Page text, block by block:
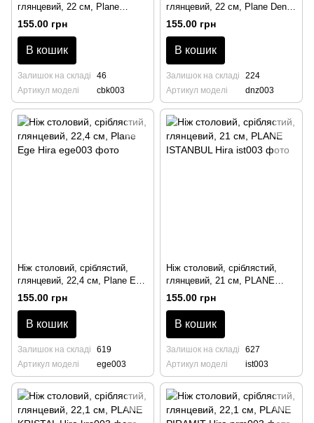
глянцевий, 22 см, Plane
Chubuk Hira
155.00 грн
В кошик
Залишок на складі
46
Артикул моделі
cbk003
глянцевий, 22 см, Plane Deniz
Hira
155.00 грн
В кошик
Залишок на складі
224
Артикул моделі
dnz003
Ніж столовий, сріблястий,
глянцевий, 22,4 см, Plane Ege
Hira
155.00 грн
В кошик
Залишок на складі
619
Артикул моделі
ege003
Ніж столовий, сріблястий,
глянцевий, 21 см, PLANE
ISTANBUL Hira
155.00 грн
В кошик
Залишок на складі
627
Артикул моделі
ist003